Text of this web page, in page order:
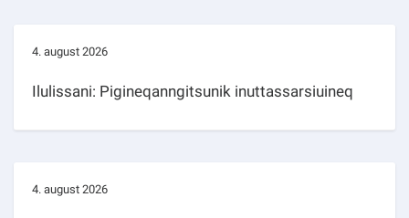
4. august 2026
Ilulissani: Pigineqanngitsunik inuttassarsiuineq
4. august 2026